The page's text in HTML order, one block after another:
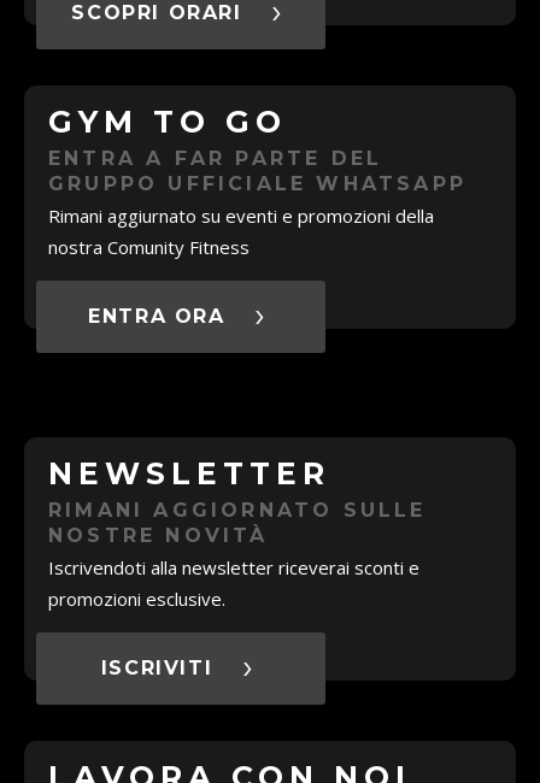
SCOPRI ORARI
GYM TO GO
ENTRA A FAR PARTE DEL
GRUPPO UFFICIALE WHATSAPP
Rimani aggiurnato su eventi e promozioni della
nostra Comunity Fitness
ENTRA ORA
NEWSLETTER
RIMANI AGGIORNATO SULLE
NOSTRE NOVITÀ
Iscrivendoti alla newsletter riceverai sconti e
promozioni esclusive.
ISCRIVITI